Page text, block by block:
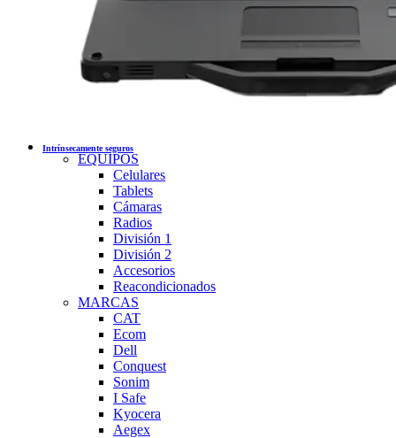
Intrínsecamente seguros
EQUIPOS
Celulares
Tablets
Cámaras
Radios
División 1
División 2
Accesorios
Reacondicionados
MARCAS
CAT
Ecom
Dell
Conquest
Sonim
I Safe
Kyocera
Aegex